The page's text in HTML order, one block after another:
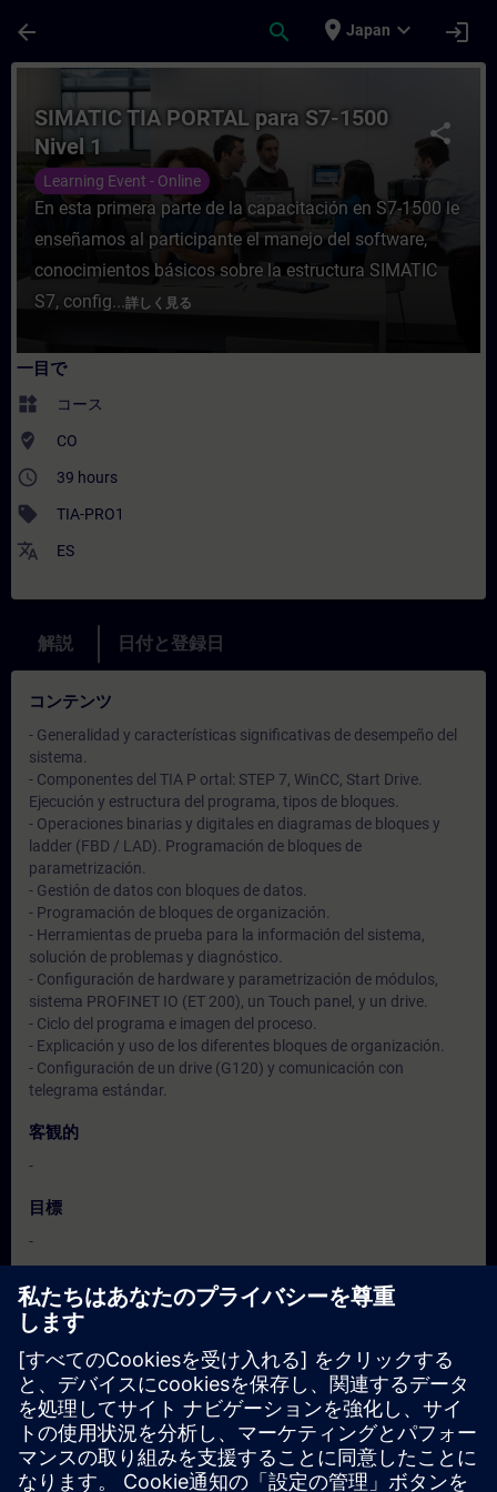
arrow_back search place Japan expand_more login
コース - SIMATIC TIA PORTAL para
share
SIMATIC TIA PORTAL para S7-1500
Nivel 1
Learning Event - Online
En esta primera parte de la capacitación en S7-1500 le
enseñamos al participante el manejo del software,
conocimientos básicos sobre la estructura SIMATIC
S7, config...詳しく見る
一目で
widgets コース
where_to_vote CO
access_time 39 hours
sell TIA-PRO1
translate ES
解説 日付と登録日
コンテンツ
- Generalidad y características significativas de desempeño del
sistema.
- Componentes del TIA P ortal: STEP 7, WinCC, Start Drive.
Ejecución y estructura del programa, tipos de bloques.
- Operaciones binarias y digitales en diagramas de bloques y
ladder (FBD / LAD). Programación de bloques de
parametrización.
- Gestión de datos con bloques de datos.
- Programación de bloques de organización.
- Herramientas de prueba para la información del sistema,
solución de problemas y diagnóstico.
- Configuración de hardware y parametrización de módulos,
sistema PROFINET IO (ET 200), un Touch panel, y un drive.
- Ciclo del programa e imagen del proceso.
- Explicación y uso de los diferentes bloques de organización.
- Configuración de un drive (G120) y comunicación con
telegrama estándar.
客観的
-
目標
-
対象グループ
日付と登録日
現在利用可能なイベントはありません
コースのリクエストリストに登録していただければ、新しい日